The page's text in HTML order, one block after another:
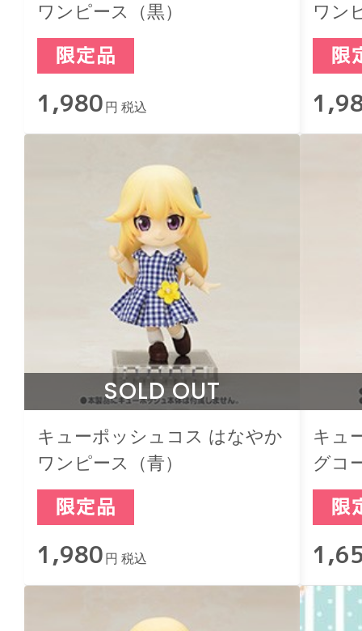
ワンピース（黒）
1,980 円 税込
ワン
SOLD OUT
キューポッシュコス はなやか
ワンピース（青）
1,980 円 税込
キュ
グコ